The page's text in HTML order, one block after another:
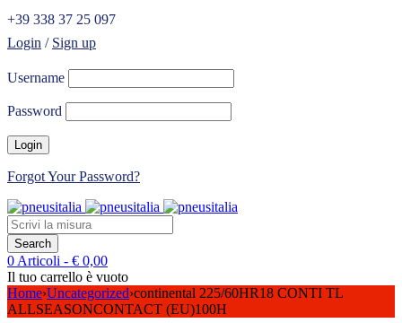
+39 338 37 25 097
Login / Sign up
Username
Password
Forgot Your Password?
0 Articoli - € 0,00
Il tuo carrello è vuoto
Home›Uncategorized›continental 225/60HR18 CONTI TL
ALLSEASONCONTACT (EU)100H